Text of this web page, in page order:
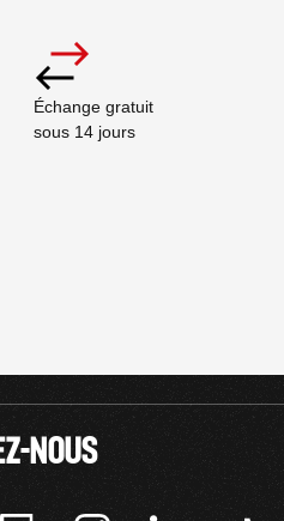
Échange gratuit
sous 14 jours
NOUS